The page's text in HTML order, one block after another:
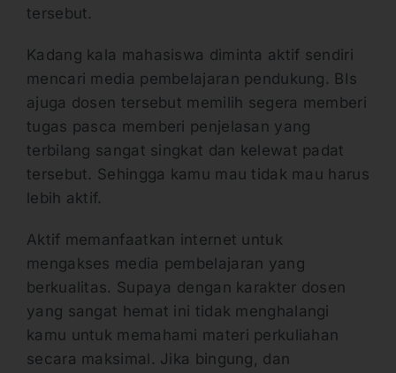
tersebut.
Kadang kala mahasiswa diminta aktif sendiri
mencari media pembelajaran pendukung. BIs
ajuga dosen tersebut memilih segera memberi
tugas pasca memberi penjelasan yang
terbilang sangat singkat dan kelewat padat
tersebut. Sehingga kamu mau tidak mau harus
lebih aktif.
Aktif memanfaatkan internet untuk
mengakses media pembelajaran yang
berkualitas. Supaya dengan karakter dosen
yang sangat hemat ini tidak menghalangi
kamu untuk memahami materi perkuliahan
secara maksimal. Jika bingung, dan